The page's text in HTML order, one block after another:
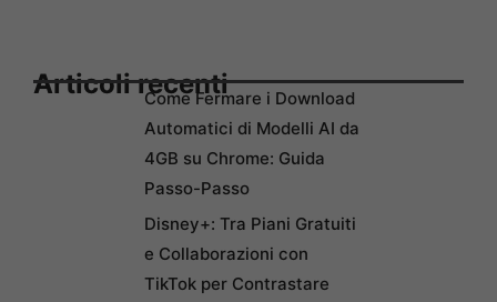
Articoli recentiCome Fermare i Download
Automatici di Modelli AI da
4GB su Chrome: Guida
Passo-Passo
Disney+: Tra Piani Gratuiti
e Collaborazioni con
TikTok per Contrastare